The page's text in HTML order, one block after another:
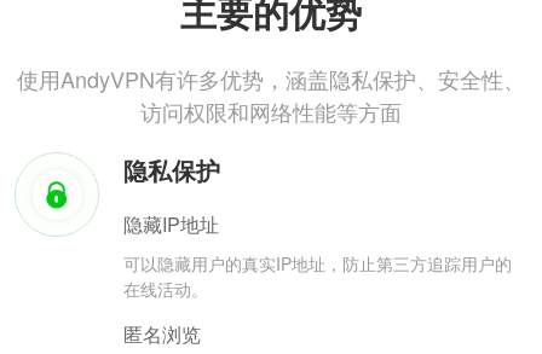
主要的优势
使用AndyVPN有许多优势，涵盖隐私保护、安全性、
访问权限和网络性能等方面
隐私保护
隐藏IP地址
可以隐藏用户的真实IP地址，防止第三方追踪用户的
在线活动。
匿名浏览